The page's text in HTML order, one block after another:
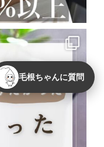
毛根ちゃんに質問